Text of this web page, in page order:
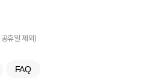
휴일 제외)
FAQ